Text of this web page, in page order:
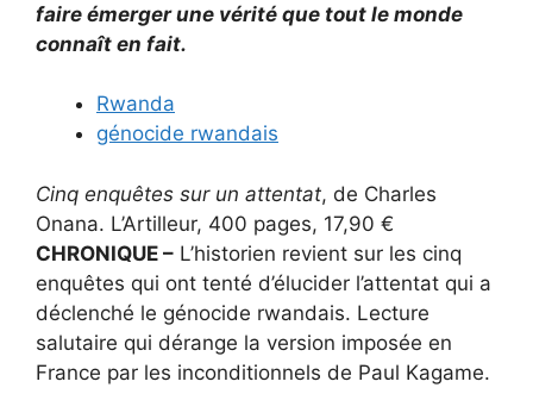
faire émerger une vérité que tout le monde
connaît en fait.
Rwanda
génocide rwandais
Cinq enquêtes sur un attentat, de Charles
Onana. L’Artilleur, 400 pages, 17,90 €
CHRONIQUE – L’historien revient sur les cinq
enquêtes qui ont tenté d’élucider l’attentat qui a
déclenché le génocide rwandais. Lecture
salutaire qui dérange la version imposée en
France par les inconditionnels de Paul Kagame.